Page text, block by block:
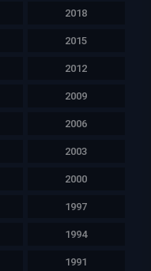
2018
2015
2012
2009
2006
2003
2000
1997
1994
1991